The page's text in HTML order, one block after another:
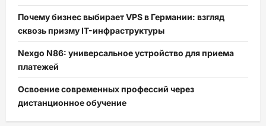
Почему бизнес выбирает VPS в Германии: взгляд
сквозь призму IT-инфраструктуры
Nexgo N86: универсальное устройство для приема
платежей
Освоение современных профессий через
дистанционное обучение